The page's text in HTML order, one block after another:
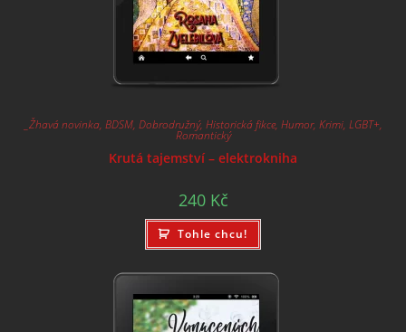
_Žhavá novinka, BDSM, Dobrodružný, Historická fikce, Humor, Krimi, LGBT+,
Romantický
Krutá tajemství – elektrokniha
240 Kč
Tohle chcu!